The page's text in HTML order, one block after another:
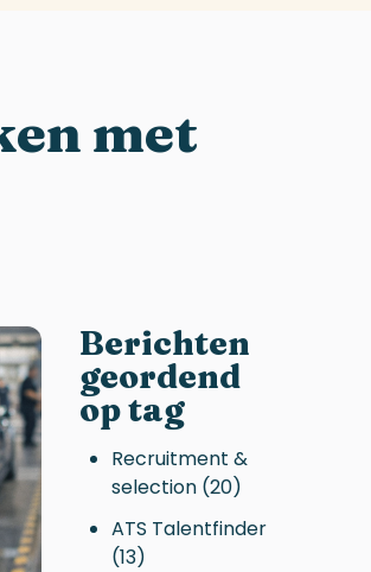
met
Berichten
geordend
op tag
Recruitment &
selection (20)
ATS Talentfinder
(13)